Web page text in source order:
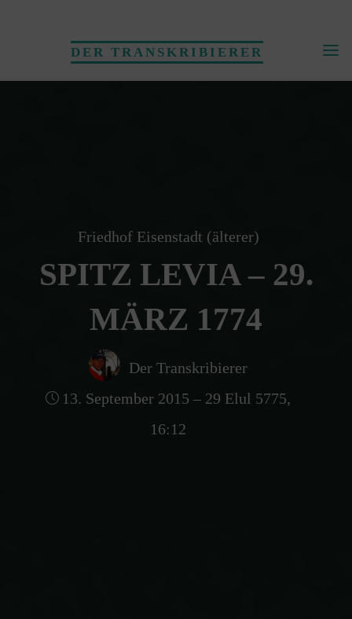
DER TRANSKRIBIERER
Friedhof Eisenstadt (älterer)
SPITZ LEVIA – 29.
MÄRZ 1774
Der Transkribierer
13. September 2015 – 29 Elul 5775,
16:12